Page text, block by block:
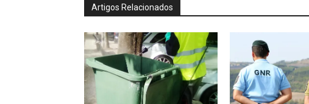
Artigos Relacionados